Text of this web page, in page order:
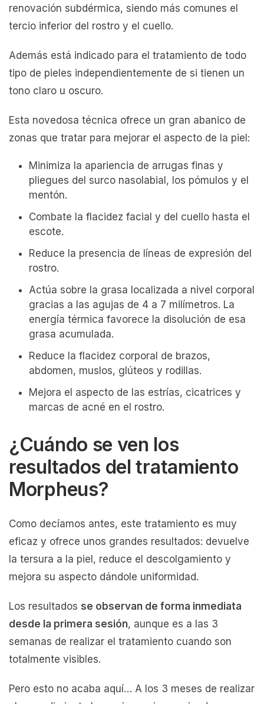
renovación subdérmica, siendo más comunes el
tercio inferior del rostro y el cuello.
Además está indicado para el tratamiento de todo
tipo de pieles independientemente de si tienen un
tono claro u oscuro.
Esta novedosa técnica ofrece un gran abanico de
zonas que tratar para mejorar el aspecto de la piel:
Minimiza la apariencia de arrugas finas y
pliegues del surco nasolabial, los pómulos y el
mentón.
Combate la flacidez facial y del cuello hasta el
escote.
Reduce la presencia de líneas de expresión del
rostro.
Actúa sobre la grasa localizada a nivel corporal
gracias a las agujas de 4 a 7 milímetros. La
energía térmica favorece la disolución de esa
grasa acumulada.
Reduce la flacidez corporal de brazos,
abdomen, muslos, glúteos y rodillas.
Mejora el aspecto de las estrías, cicatrices y
marcas de acné en el rostro.
¿Cuándo se ven los
resultados del tratamiento
Morpheus?
Como decíamos antes, este tratamiento es muy
eficaz y ofrece unos grandes resultados: devuelve
la tersura a la piel, reduce el descolgamiento y
mejora su aspecto dándole uniformidad.
Los resultados se observan de forma inmediata
desde la primera sesión, aunque es a las 3
semanas de realizar el tratamiento cuando son
totalmente visibles.
Pero esto no acaba aquí… A los 3 meses de realizar